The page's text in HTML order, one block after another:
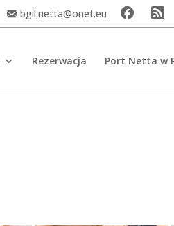
bgil.netta@onet.eu
Rezerwacja Port Netta w